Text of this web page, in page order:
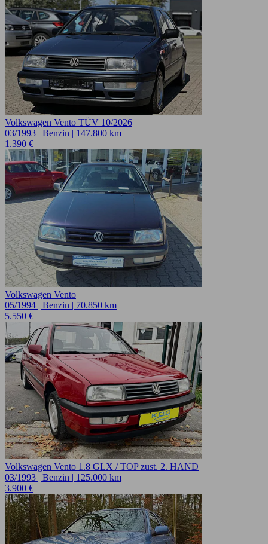
Volkswagen Vento TÜV 10/2026
03/1993 | Benzin | 147.800 km
1.390 €
Volkswagen Vento
05/1994 | Benzin | 70.850 km
5.550 €
Volkswagen Vento 1.8 GLX / TOP zust. 2. HAND
03/1993 | Benzin | 125.000 km
3.900 €